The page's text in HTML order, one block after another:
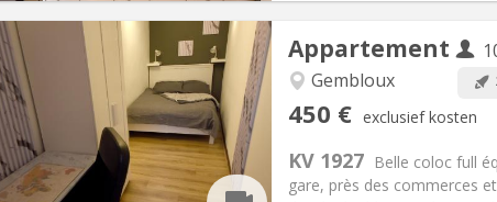
Appartement
Gembloux
450 € exclusief kosten
KV 1927 Belle coloc full
gare, près des commerces
Huur:450 €
Kosten: 150 €
Duur: 12 maanden, 11 maanden, 10
maanden, 5-6 maanden
Domiciliëring: Met voorwaarden
Badkamer:
Oppervlakte:100 m2